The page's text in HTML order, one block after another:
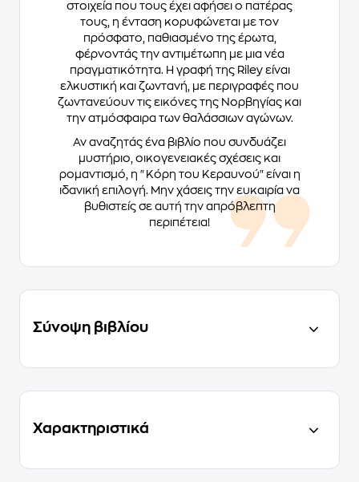
στοιχεία που τους έχει αφήσει ο πατέρας
τους, η ένταση κορυφώνεται με τον
πρόσφατο, παθιασμένο της έρωτα,
φέρνοντάς την αντιμέτωπη με μια νέα
πραγματικότητα. Η γραφή της Riley είναι
ελκυστική και ζωντανή, με περιγραφές που
ζωντανεύουν τις εικόνες της Νορβηγίας και
την ατμόσφαιρα των θαλάσσιων αγώνων.
Αν αναζητάς ένα βιβλίο που συνδυάζει
μυστήριο, οικογενειακές σχέσεις και
ρομαντισμό, η "Κόρη του Κεραυνού" είναι η
ιδανική επιλογή. Μην χάσεις την ευκαιρία να
βυθιστείς σε αυτή την απρόβλεπτη
περιπέτεια!
Σύνοψη βιβλίου
Χαρακτηριστικά